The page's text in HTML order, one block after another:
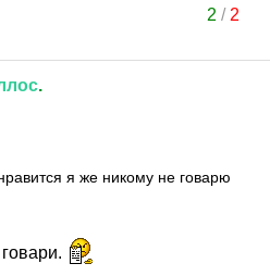
2 / 2
.
я же никому не говарю